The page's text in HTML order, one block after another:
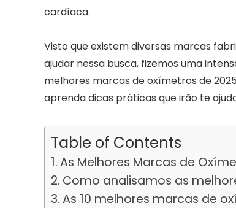
cardíaca.
Visto que existem diversas marcas
ajudar nessa busca, fizemos uma
melhores marcas de oxímetros de
aprenda dicas práticas que irão te
Table of Contents
As Melhores Marcas de
Como analisamos as
As 10 melhores marcas de